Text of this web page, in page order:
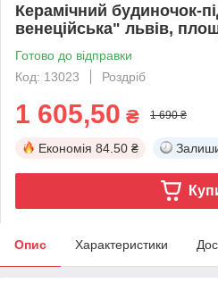
Керамічний будиночок-
венеційська" львів,
Готово до відправки
Код: 13023
Роздріб
1 605,50 ₴ 1 690 ₴
Економія 84.50 ₴
Опис Характеристики